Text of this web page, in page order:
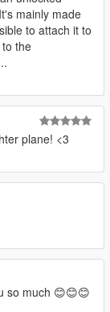
mainly made
to attach it to
the
plane! <3
so much 😊😊😊